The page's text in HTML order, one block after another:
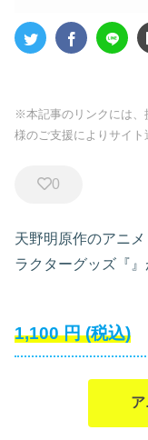
※本記事のリンクには、
様のご支援によりサイト
0
天野明原作のアニ
ラクターグッズ『』
1,100 円 (税込)